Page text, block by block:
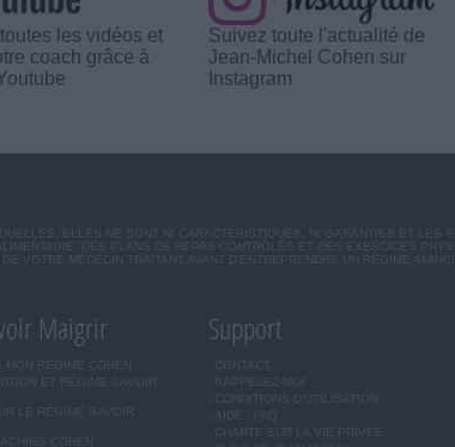
les vidéos et
coach grâce à
Suivez toute l'actualité de
Jean-Michel Cohen sur
Instagram
ELLES NE SONT NI CARACTÉRISTIQUES, NI GARANTIES ET LES
DES PLANS DE REPAS CONTRÔLÉS ET DES EXERCICES
VOTRE MÉDECIN TRAITANT AVANT D'ENTREPRENDRE UN RÉGIME
Maigrir
MON RÉGIME COHEN
ET RÉGIME SAVOIR
LE RÉGIME SAVOIR
COHEN
Support
CONTACT
RAPPELEZ-MOI
CONDITIONS D'UTILISATION
AIDE - FAQ
CHARTE SUR LA VIE PRIVÉE